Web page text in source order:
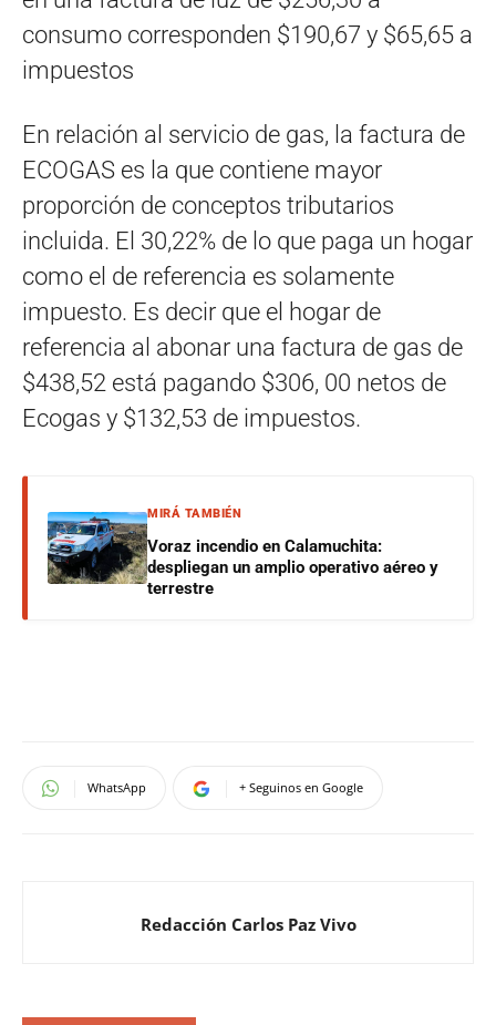
consumo corresponden $190,67 y $65,65 a
impuestos
​En relación al servicio de gas, la factura de
ECOGAS es la que contiene mayor
proporción de conceptos tributarios
incluida. El 30,22% de lo que paga un hogar
como el de referencia es solamente
impuesto. Es decir que el hogar de
referencia al abonar una factura de gas de
$438,52 está pagando $306, 00 netos de
Ecogas y $132,53 de impuestos.
MIRÁ TAMBIÉN
Voraz incendio en Calamuchita:
despliegan un amplio operativo aéreo y
terrestre
WhatsApp + Seguinos en Google
Redacción Carlos Paz Vivo